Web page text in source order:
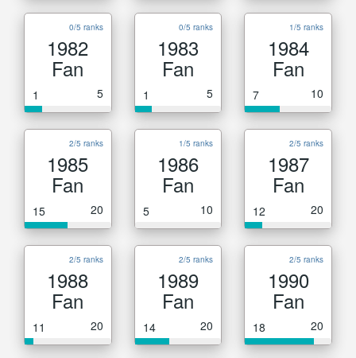
0/5 ranks
1982
Fan
1 5
0/5 ranks
1983
Fan
1 5
1/5 ranks
1984
Fan
7 10
2/5 ranks
1985
Fan
15 20
1/5 ranks
1986
Fan
5 10
2/5 ranks
1987
Fan
12 20
2/5 ranks
1988
Fan
11 20
2/5 ranks
1989
Fan
14 20
2/5 ranks
1990
Fan
18 20